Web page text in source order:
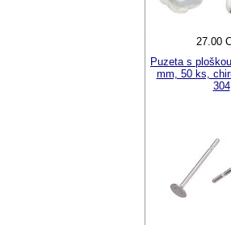
27.00
Puzeta s
mm, 50 ks,
304